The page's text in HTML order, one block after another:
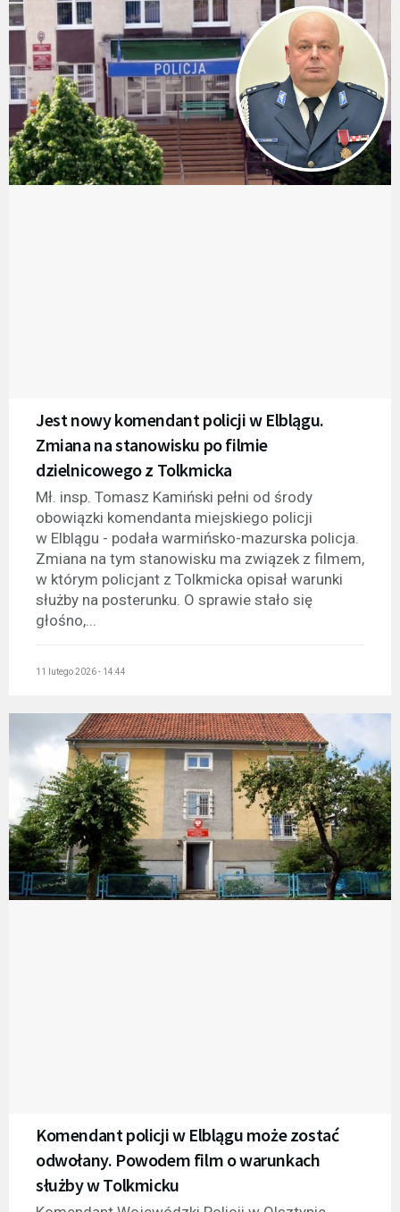
Jest nowy komendant policji w Elblągu.
Zmiana na stanowisku po filmie
dzielnicowego z Tolkmicka
Mł. insp. Tomasz Kamiński pełni od środy
obowiązki komendanta miejskiego policji
w Elblągu - podała warmińsko-mazurska policja.
Zmiana na tym stanowisku ma związek z filmem,
w którym policjant z Tolkmicka opisał warunki
służby na posterunku. O sprawie stało się
głośno,...
11 lutego 2026 - 14:44
Komendant policji w Elblągu może zostać
odwołany. Powodem film o warunkach
służby w Tolkmicku